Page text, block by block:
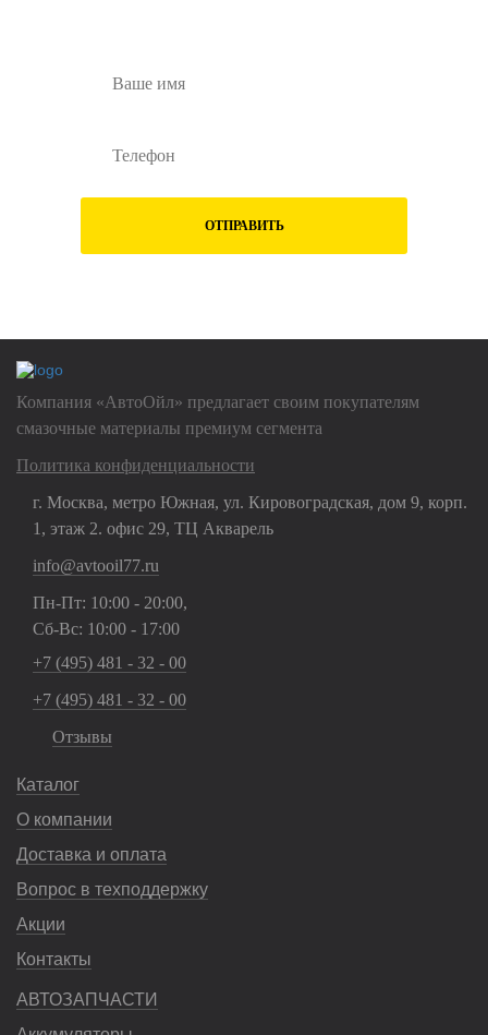
ОТПРАВИТЬ
Компания «АвтоОйл» предлагает своим покупателям
смазочные материалы премиум сегмента
Политика конфиденциальности
г. Москва, метро Южная, ул. Кировоградская, дом 9, корп.
1, этаж 2. офис 29, ТЦ Акварель
info@avtooil77.ru
Пн-Пт: 10:00 - 20:00,
Сб-Вс: 10:00 - 17:00
+7 (495) 481 - 32 - 00
+7 (495) 481 - 32 - 00
Отзывы
Каталог
О компании
Доставка и оплата
Вопрос в техподдержку
Акции
Контакты
АВТОЗАПЧАСТИ